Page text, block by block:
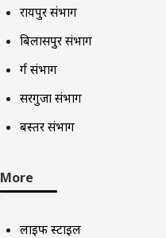
रायपुर संभाग
बिलासपुर संभाग
दुर्ग संभाग
सरगुजा संभाग
बस्तर संभाग
More
लाइफ स्टाइल